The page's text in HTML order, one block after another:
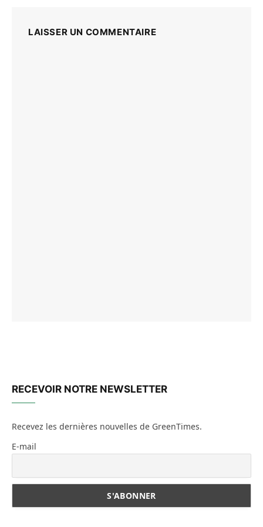
LAISSER UN COMMENTAIRE
RECEVOIR NOTRE NEWSLETTER
Recevez les dernières nouvelles de GreenTimes.
E-mail